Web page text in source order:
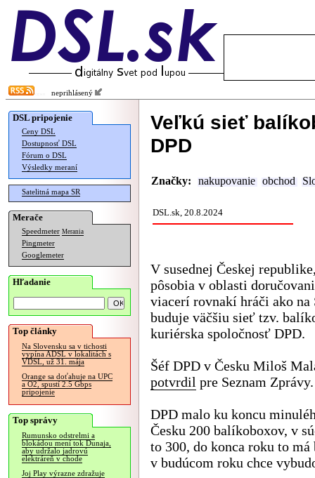
neprihlásený
DSL pripojenie
Ceny DSL
Dostupnosť DSL
Fórum o DSL
Výsledky meraní
Satelitná mapa SR
Merače
Speedmeter Merania
Pingmeter
Googlemeter
Hľadanie
Top články
Na Slovensku sa v tichosti
vypína ADSL v lokalitách s
VDSL, už 31. mája
Orange sa doťahuje na UPC
a O2, spustí 2.5 Gbps
pripojenie
Top správy
Rumunsko odstrelmi a
blokádou mení tok Dunaja,
aby udržalo jadrovú
elektráreň v chode
Joj Play výrazne zdražuje
Veľkú sieť
DPD
Značky: nakupovanie obchod
DSL.sk, 20.8.2024
V susednej Českej
pôsobia v oblasti
viacerí rovnakí hráči ako na
buduje väčšiu sieť tzv.
kuriérska spoločnosť DPD.
Šéf DPD v Česku Miloš
potvrdil pre Seznam Zprávy.
DPD malo ku koncu
Česku 200 balíkoboxov, v
to 300, do konca roku to
v budúcom roku chce